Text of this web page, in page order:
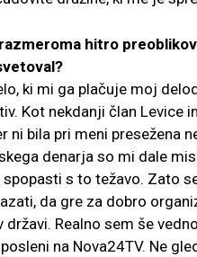
hitro
ki mi ga plačuje moj
Kot nekdanji član Levice
bila pri meni presežena
denarja so mi dale
s to težavo. Zato
da gre za dobro
Realno sem še
na Nova24TV. Ne